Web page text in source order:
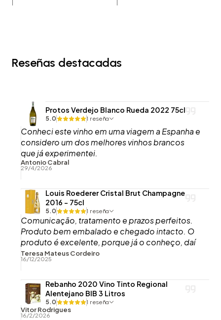
Reseñas destacadas
Protos Verdejo Blanco Rueda 2022 75cl
5.0 1 reseña
Conheci este vinho em uma viagem a Espanha e
considero um dos melhores vinhos brancos
que já experimentei.
Antonio Cabral
29/4/2026
Louis Roederer Cristal Brut Champagne
2016 - 75cl
5.0 1 reseña
Comunicação, tratamento e prazos perfeitos.
Produto bem embalado e chegado intacto. O
produto é excelente, porque já o conheço, daí
o ter comprado, embora esta garrafa agora
recebida ainda não tenha sido aberta.
Teresa Mateus Cordeiro
16/12/2025
Rebanho 2020 Vino Tinto Regional
Alentejano BIB 3 Litros
5.0 1 reseña
Vitor Rodrigues
16/2/2026